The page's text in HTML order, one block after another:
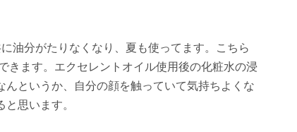
油分がたりなくなり、夏も使ってます。こちら
きます。エクセレントオイル使用後の化粧水の浸
というか、自分の顔を触っていて気持ちよくな
思います。